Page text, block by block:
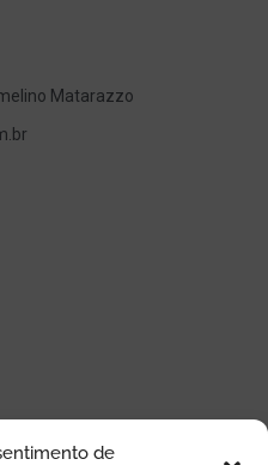
de
Matarazzo